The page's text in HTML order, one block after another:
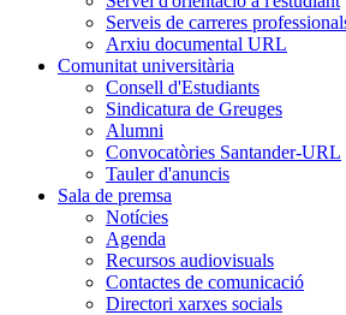
Serveis de carreres
Arxiu documental URL
Comunitat universitària
Consell d'Estudiants
Sindicatura de Greuges
Alumni
Convocatòries Santander-URL
Tauler d'anuncis
Sala de premsa
Notícies
Agenda
Recursos audiovisuals
Contactes de comunicació
Directori xarxes socials